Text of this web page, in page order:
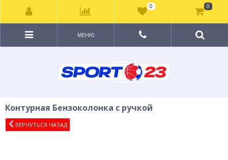
МЕНЮ
Контурная Бензоколонка с ручкой
ВЕРНУТЬСЯ НАЗАД
0 0